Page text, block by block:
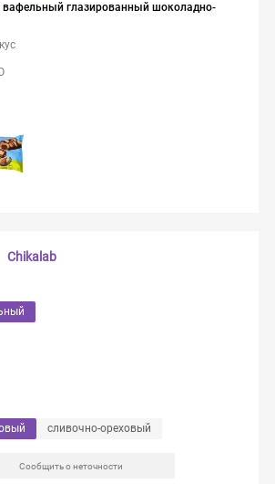
вафельный глазированный шоколадно-
Chikalab
сливочно-ореховый
Сообщить о неточности